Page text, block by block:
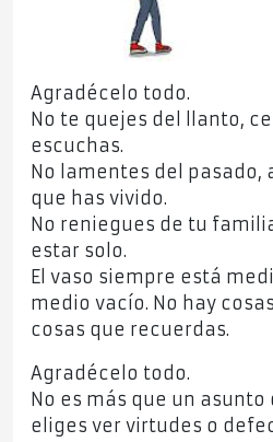
Agradécelo todo.
No te quejes del llanto,
escuchas.
No lamentes del
que has vivido.
No reniegues de tu
estar solo.
El vaso siempre está
medio vacío. No hay
cosas que recuerdas.
Agradécelo todo.
No es más que un asunto
eliges ver virtudes o